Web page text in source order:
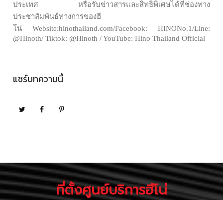
ประเทศ หรือรับข่าวสารและสิทธิพิเศษได้ที่ช่องทาง
ประชาสัมพันธ์ทางการของฮี
โน่ Website:hinothailand.com/Facebook: HINONo.1/Line:
@Hinoth/ Tiktok: @Hinoth / YouTube: Hino Thailand Official
แชร์บทความนี้
ที่ตั้งศูนย์บริการฮีโน่